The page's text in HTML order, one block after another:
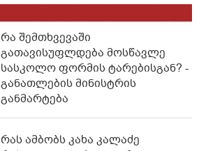
რა შემთხვევაში
გათავისუფლდება მოსწავლე
სასკოლო ფორმის ტარებისგან? -
განათლების მინისტრის
განმარტება
რას ამბობს კახა კალაძე